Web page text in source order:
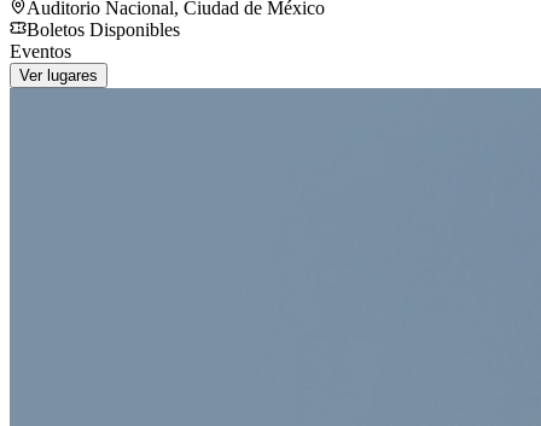
Auditorio Nacional, Ciudad de México
Boletos Disponibles
Eventos
Ver lugares